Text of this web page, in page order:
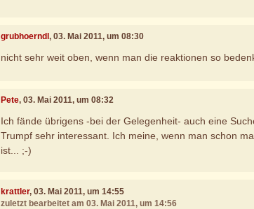
grubhoerndl, 03. Mai 2011, um 08:30
nicht sehr weit oben, wenn man die reaktionen so
Pete, 03. Mai 2011, um 08:32
Ich fände übrigens -bei der Gelegenheit- auch eine
Trumpf sehr interessant. Ich meine, wenn man schon
ist... ;-)
krattler, 03. Mai 2011, um 14:55
zuletzt bearbeitet am 03. Mai 2011, um 14:56